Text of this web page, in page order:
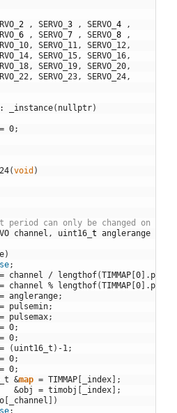
2 , SERVO 3 , SERVO 4
,
6 , SERVO 7 , SERVO 8
,
, SERVO_11, SERVO_12,
, SERVO_15, SERVO_16,
, SERVO_19, SERVO_20,
, SERVO_23, SERVO_24,
: _instance( nullptr)
= 0;
(void )
period can only be changed on a
channel , uint16 t anglerange
)
;
= channel / lengthof(TIMMAP 0 .
= channel % lengthof(TIMMAP 0 .
= anglerange;
= pulsemin;
= pulsemax;
= 0;
= 0;
= ( uint16_t ) -1;
= 0;
= 0;
&map = TIMMAP _index
;
&obj = timobj _index
;
_channel
)